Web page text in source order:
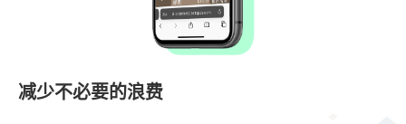
减少不必要的浪费